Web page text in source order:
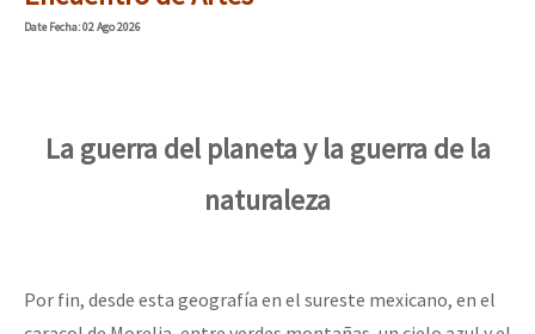
Mundo
AutonomÍa y Resistencia
Presos
[CDMX – 20 julio] Jornadas globales por la libertad de Jesús
“Sonhando a Terra do Bem Virá” se publica no Estado Espanhol
DateFecha: 02 Ago 2026
La guerra del planeta y la guerra de la
naturaleza
Por fin, desde esta geografía en el sureste mexicano, en el